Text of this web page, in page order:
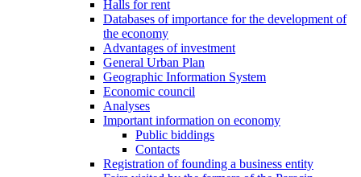
Halls for rent
Databases of importance for the development of
the economy
Advantages of investment
General Urban Plan
Geographic Information System
Еconomic council
Analyses
Important information on economy
Public biddings
Contacts
Registration of founding a business entity